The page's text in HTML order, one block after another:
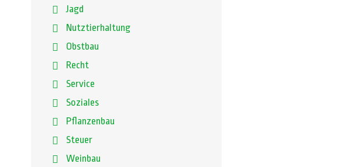
Jagd
Nutztierhaltung
Obstbau
Recht
Service
Soziales
Pflanzenbau
Steuer
Weinbau